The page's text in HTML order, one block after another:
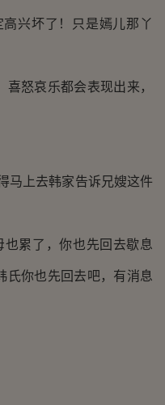
兴坏了！只是嫣儿那丫
怒哀乐都会表现出来，
马上去韩家告诉兄嫂这件
累了，你也先回去歇息
氏你也先回去吧，有消息